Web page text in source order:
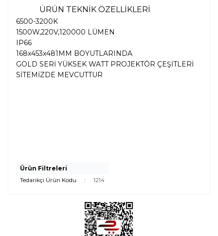
ÜRÜN TEKNİK ÖZELLİKLERİ
6500-3200K
1500W,220V,120000 LÜMEN
IP66
168x453x481MM BOYUTLARINDA
GOLD SERİ YÜKSEK WATT PROJEKTÖR ÇEŞİTLERİ
SİTEMİZDE MEVCUTTUR
Ürün Filtreleri
Tedarikçi Ürün Kodu
: 1214